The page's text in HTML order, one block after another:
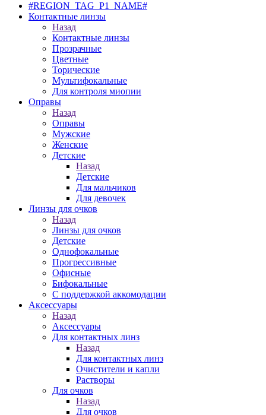
#REGION_TAG_P1_NAME#
Контактные линзы
Назад
Контактные линзы
Прозрачные
Цветные
Торические
Мультифокальные
Для контроля миопии
Оправы
Назад
Оправы
Мужские
Женские
Детские
Назад
Детские
Для мальчиков
Для девочек
Линзы для очков
Назад
Линзы для очков
Детские
Однофокальные
Прогрессивные
Офисные
Бифокальные
С поддержкой аккомодации
Аксессуары
Назад
Аксессуары
Для контактных линз
Назад
Для контактных линз
Очистители и капли
Растворы
Для очков
Назад
Для очков